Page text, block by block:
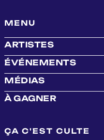
MENU
ARTISTES
ÉVÉNEMENTS
MÉDIAS
À GAGNER
ÇA C'EST CULTE